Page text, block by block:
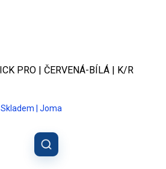
PRO | ČERVENÁ-BÍLÁ | K/R
Skladem | Joma